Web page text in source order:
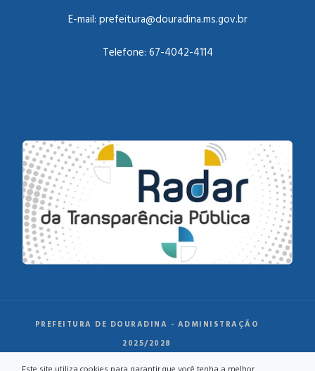
E-mail: prefeitura@douradina.ms.gov.br
Telefone: 67-4042-4114
PREFEITURA DE DOURADINA - ADMINISTRAÇÃO
2025/2028